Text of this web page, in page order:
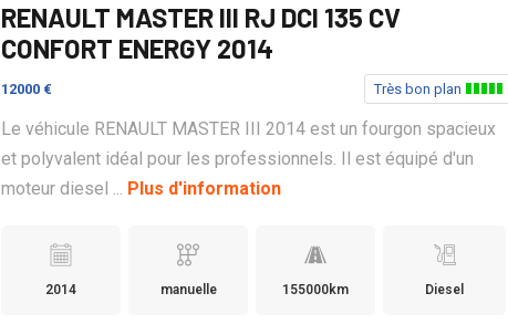
RENAULT MASTER III RJ DCI 135 CV
CONFORT ENERGY 2014
12000 € Très bon plan
Le véhicule RENAULT MASTER III 2014 est un fourgon spacieux
et polyvalent idéal pour les professionnels. Il est équipé d'un
moteur diesel ... Plus d'information
2014 manuelle 155000km Diesel